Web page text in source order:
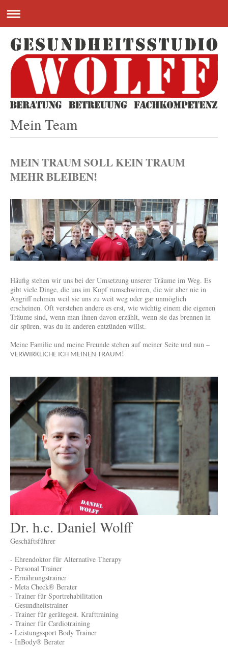
Mein Team
MEIN TRAUM SOLL KEIN TRAUM
MEHR BLEIBEN!
Häufig stehen wir uns bei der Umsetzung unserer Träume im Weg. Es
gibt viele Dinge, die uns im Kopf rumschwirren, die wir aber nie in
Angriff nehmen weil sie uns zu weit weg oder gar unmöglich
erscheinen. Oft verstehen andere es erst, wie wichtig einem die eigenen
Träume sind, wenn man ihnen davon erzählt, wenn sie das brennen in
dir spüren, was du in anderen entzünden willst.
Meine Familie und meine Freunde stehen auf meiner Seite und nun –
VERWIRKLICHE ICH MEINEN TRAUM!
Dr. h.c. Daniel Wolff
Geschäftsführer
- Ehrendoktor für Alternative Therapy
- Personal Trainer
- Ernährungstrainer
- Meta Check® Berater
- Trainer für Sportrehabilitation
- Gesundheitstrainer
- Trainer für gerätegest. Krafttraining
- Trainer für Cardiotraining
- Leistungssport Body Trainer
- InBody® Berater